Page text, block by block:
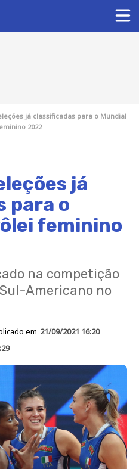
já classificadas para o Mundial
2022
já
para o
feminino
na competição
Americano no
em 21/09/2021 16:20